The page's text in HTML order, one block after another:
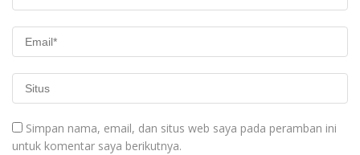
Simpan nama, email, dan situs web saya pada peramban ini
untuk komentar saya berikutnya.